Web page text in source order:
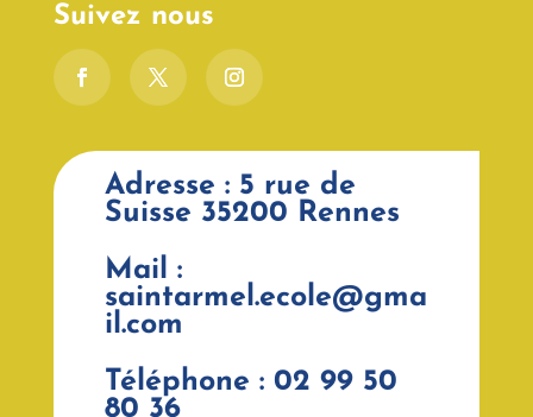
Suivez nous
Adresse : 5 rue de
Suisse 35200 Rennes
Mail :
saintarmel.ecole@gma
il.com
Téléphone : 02 99 50
80 36